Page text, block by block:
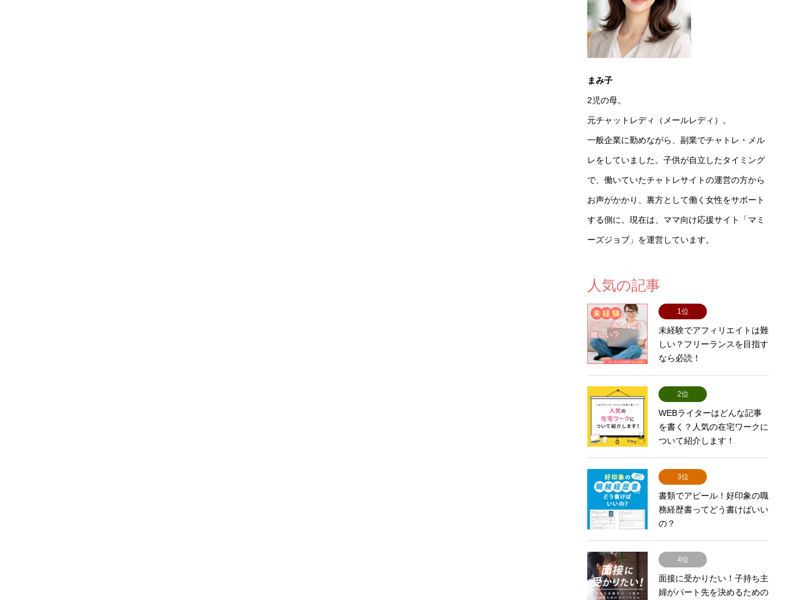
まみ子
2児の母。
元チャットレディ（メールレディ）。
一般企業に勤めながら、副業でチャトレ・メル
レをしていました。子供が自立したタイミング
で、働いていたチャトレサイトの運営の方から
お声がかかり、裏方として働く女性をサポート
する側に。現在は、ママ向け応援サイト「マミ
ーズジョブ」を運営しています。
人気の記事
1位
未経験でアフィリエイトは難
しい？フリーランスを目指す
なら必読！
2位
WEBライターはどんな記事
を書く？人気の在宅ワークに
ついて紹介します！
3位
書類でアピール！好印象の職
務経歴書ってどう書けばいい
の？
4位
面接に受かりたい！子持ち主
婦がパート先を決めるための